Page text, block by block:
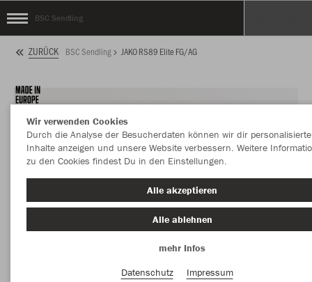
BSC Sendling
ZURÜCK BSC Sendling JAKO RS89 Elite FG/AG
Wir verwenden Cookies
Durch die Analyse der Besucherdaten können wir dir personalisierte
Inhalte anzeigen und unsere Website verbessern. Weitere
zu den Cookies findest Du in den Einstellungen.
Alle akzeptieren
Alle ablehnen
mehr Infos
Datenschutz
Impressum